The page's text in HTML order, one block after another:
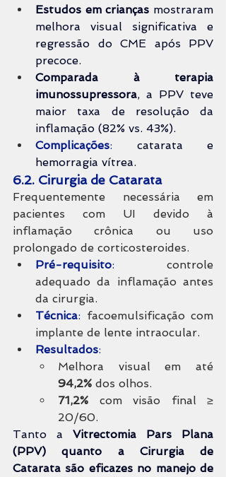
Estudos em crianças mostraram
melhora visual significativa e
regressão do CME após PPV
precoce.
Comparada à terapia
imunossupressora, a PPV teve
maior taxa de resolução da
inflamação (82% vs. 43%).
Complicações: catarata e
hemorragia vítrea.
6.2. Cirurgia de Catarata
Frequentemente necessária em
pacientes com UI devido à
inflamação crônica ou uso
prolongado de corticosteroides.
Pré-requisito: controle
adequado da inflamação antes
da cirurgia.
Técnica: facoemulsificação com
implante de lente intraocular.
Resultados:
94,2% dos olhos.
71,2% com visão final ≥
20/60.
Tanto a Vitrectomia Pars Plana
(PPV) quanto a Cirurgia de
Catarata são eficazes no manejo de